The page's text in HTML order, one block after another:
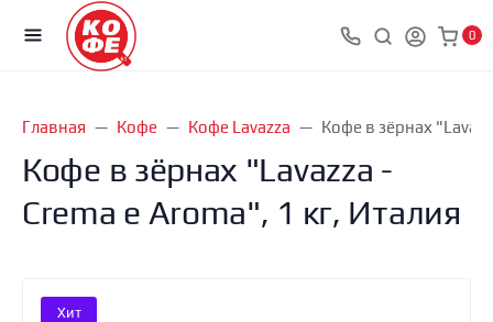
0
Главная Кофе Кофе Lavazza Кофе в зёрнах
Кофе в зёрнах "Lavazza -
Crema e Aroma", 1 кг, Италия
Хит